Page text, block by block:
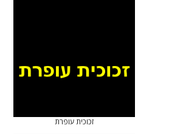
זכוכית עופרת